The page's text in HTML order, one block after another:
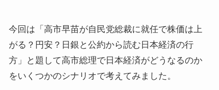
今回は「高市早苗が自民党総裁に就任で株価は上
がる？円安？日銀と公約から読む日本経済の行
方」と題して高市総理で日本経済がどうなるのか
をいくつかのシナリオで考えてみました。